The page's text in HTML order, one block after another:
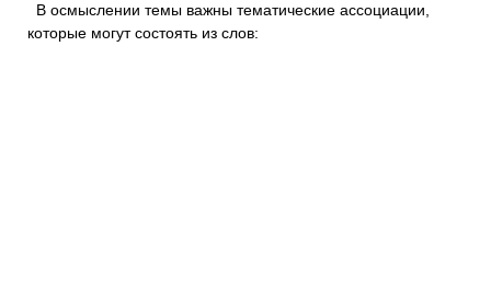
В осмыслении темы важны тематические ассоциации,
которые могут состоять из слов: